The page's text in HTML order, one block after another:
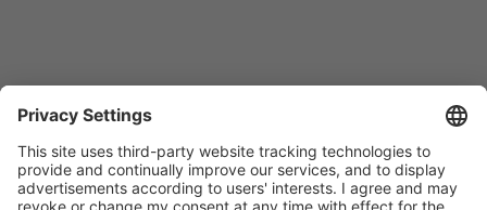
VOGELSANG Sp. z o.o.
Al. San Francisco 9
55-020 Rzeplin
Polska